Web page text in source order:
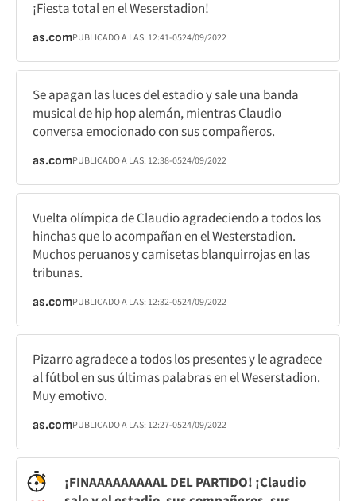
¡Fiesta total en el Weserstadion!
as.comPUBLICADO A LAS: 12:41-0524/09/2022
Se apagan las luces del estadio y sale una banda
musical de hip hop alemán, mientras Claudio
conversa emocionado con sus compañeros.
as.comPUBLICADO A LAS: 12:38-0524/09/2022
Vuelta olímpica de Claudio agradeciendo a todos los
hinchas que lo acompañan en el Westerstadion.
Muchos peruanos y camisetas blanquirrojas en las
tribunas.
as.comPUBLICADO A LAS: 12:32-0524/09/2022
Pizarro agradece a todos los presentes y le agradece
al fútbol en sus últimas palabras en el Weserstadion.
Muy emotivo.
as.comPUBLICADO A LAS: 12:27-0524/09/2022
¡FINAAAAAAAAAL DEL PARTIDO! ¡Claudio